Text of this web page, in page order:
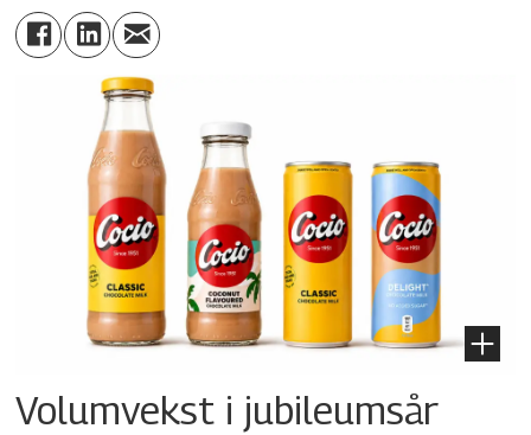
Volumvekst i jubileumsår